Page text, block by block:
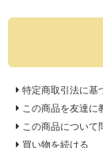
特定商取引法に基
この商品を友達に
この商品について
買い物を続ける